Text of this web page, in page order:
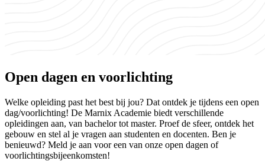
Open dagen en voorlichting
Welke opleiding past het best bij jou? Dat ontdek je tijdens een open
dag/voorlichting! De Marnix Academie biedt verschillende
opleidingen aan, van bachelor tot master. Proef de sfeer, ontdek het
gebouw en stel al je vragen aan studenten en docenten. Ben je
benieuwd? Meld je aan voor een van onze open dagen of
voorlichtingsbijeenkomsten!